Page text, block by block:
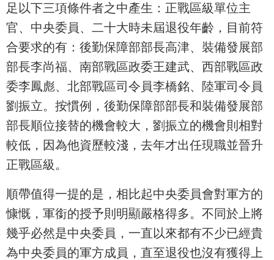
足以下三項條件者之中產生：正戰區級單位主
官、中央委員、二十大時未屆退役年齡，目前符
合要求的有：後勤保障部部長高津、裝備發展部
部長李尚福、南部戰區政委王建武、西部戰區政
委李鳳彪、北部戰區司令員李橋銘、陸軍司令員
劉振立。按慣例，後勤保障部部長和裝備發展部
部長順位接替的機會較大，劉振立的機會則相對
較低，因為他資歷較淺，去年才出任現職並晉升
正戰區級。
順帶值得一提的是，相比起中央委員會對軍方的
慷慨，軍銜的授予則明顯嚴格得多。不同於上將
幾乎必然是中央委員，一直以來都有不少已經貴
為中央委員的軍方成員，直至退役也沒有獲得上